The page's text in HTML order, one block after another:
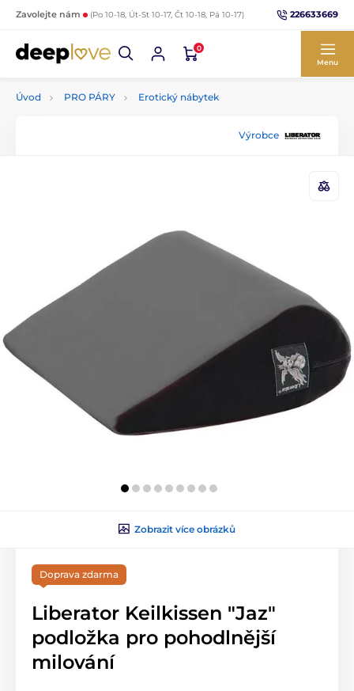
Zavolejte nám (Po 10-18, Út-St 10-17, Čt 10-18, Pá 10-17) 226633669
0
Menu
Úvod PRO PÁRY Erotický nábytek
Výrobce
Zobrazit více obrázků
Doprava zdarma
Liberator Keilkissen "Jaz"
podložka pro pohodlnější
milování